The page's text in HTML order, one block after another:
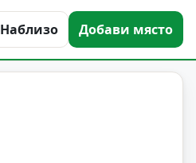
Наблизо Добави място
Област: Пловдив